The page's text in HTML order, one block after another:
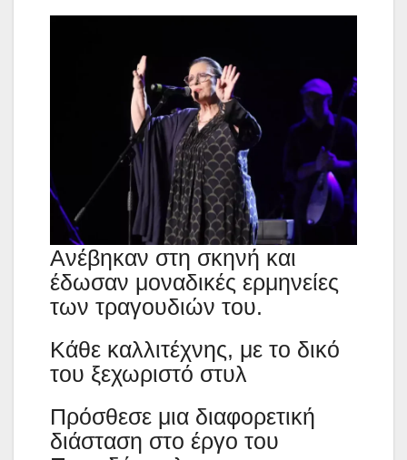
Ανέβηκαν στη σκηνή και
έδωσαν μοναδικές ερμηνείες
των τραγουδιών του.
Κάθε καλλιτέχνης, με το δικό
του ξεχωριστό στυλ
Πρόσθεσε μια διαφορετική
διάσταση στο έργο του